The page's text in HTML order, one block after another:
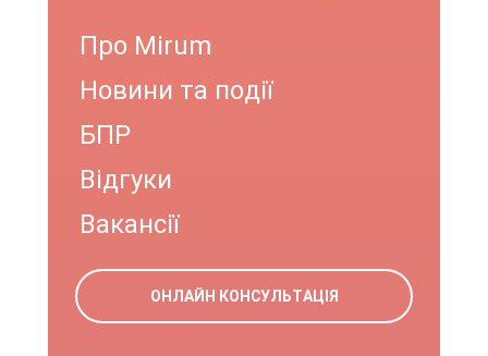
Про Mirum
Новини та події
БПР
Відгуки
Вакансії
ОНЛАЙН КОНСУЛЬТАЦІЯ